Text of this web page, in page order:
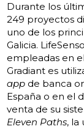
Durante los
249 proyectos
uno de los
Galicia.
empleadas en
Gradiant es
app de banca
España o en el
venta de su
Eleven Paths, la